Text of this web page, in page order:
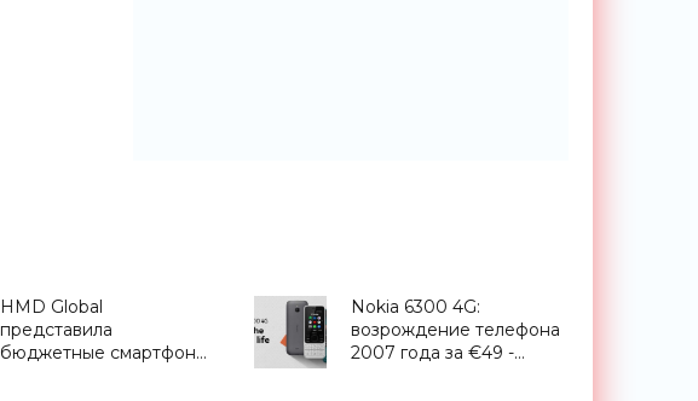
HMD Global
представила
бюджетные смартфоны
Nokia 6300 4G:
возрождение телефона
2007 года за €49 -